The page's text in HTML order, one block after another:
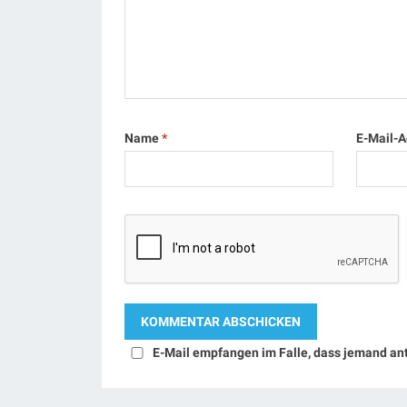
Name* E-Mail-
E-Mail empfangen im Falle, dass jemand